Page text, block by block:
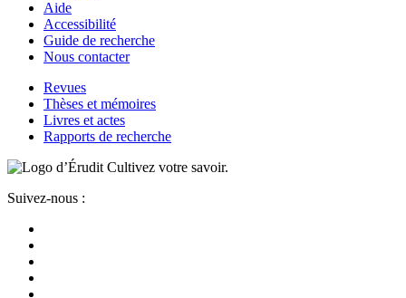
Aide
Accessibilité
Guide de recherche
Nous contacter
Revues
Thèses et mémoires
Livres et actes
Rapports de recherche
Cultivez votre savoir.
Suivez-nous :